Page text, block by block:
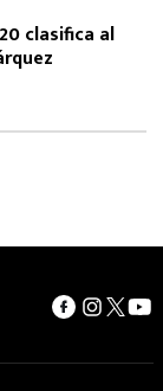
clasifica al